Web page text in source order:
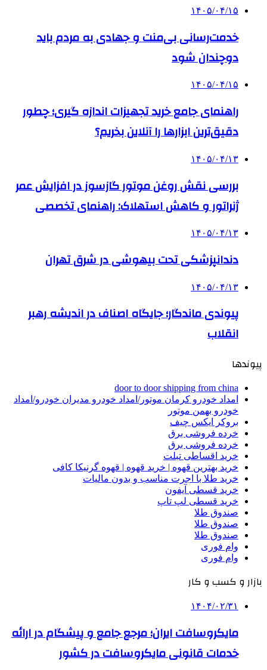
۱۴۰۵/۰۴/۱۵
خدمت‌رسانی بی‌منت و جهادی به مردم باید
دوچندان شود
۱۴۰۵/۰۴/۱۵
راهنمای جامع خرید تجهیزات اندازه گیری؛ چطور
دقیق‌ترین ابزارها را آنلاین بخریم؟
۱۴۰۵/۰۴/۱۳
بررسی نقش روغن موتور گازسوز در افزایش عمر
ژنراتور و کاهش استهلاک: راهنمای تخصصی
۱۴۰۵/۰۴/۱۳
دندانپزشکی تحت بیهوشی در شرق تهران
۱۴۰۵/۰۴/۱۳
پیوندی ماندگار؛ جایگاه اصناف در اندیشه رهبر
انقلاب
پیوندها
door to door shipping from china
امداد خودرو کرمان موتور/امداد خودرو مدیران خودرو/امداد
خودرو بهمن موتور
بروکر ایکس چیف
خرده فروشی برق
خرده فروشی برق
خرید اقساطی تبلت
خرید بهترین قهوه | خرید قهوه | قهوه گرنیکا کافی
خرید طلا با اجرت مناسب و بدون مالیات
خرید قسطی آیفون
خرید قسطی لپ تاپ
صندوق طلا
صندوق طلا
صندوق طلا
وام فوری
وام فوری
بازار و کسب و کار
۱۴۰۴/۰۲/۳۱
مایکروسافت ایران؛ مرجع جامع و پیشگام در ارائه
خدمات قانونی مایکروسافت در کشور